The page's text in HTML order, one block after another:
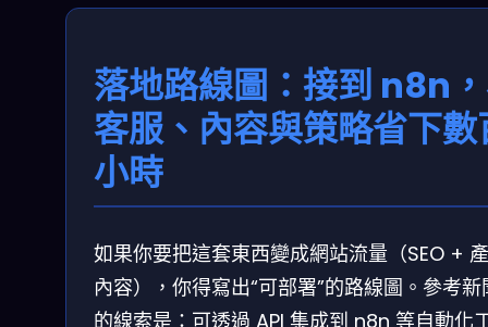
落地路線圖：接到 n8n
客服、內容與策略省下數
小時
如果你要把這套東西變成網站流量（SEO +
內容），你得寫出“可部署”的路線圖。參考新
的線索是：可透過 API 集成到 n8n 等自動化